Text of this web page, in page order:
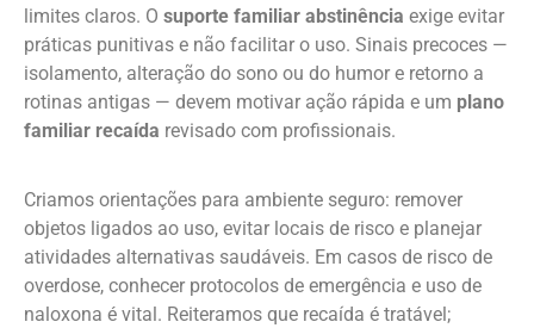
limites claros. O suporte familiar abstinência exige evitar
práticas punitivas e não facilitar o uso. Sinais precoces —
isolamento, alteração do sono ou do humor e retorno a
rotinas antigas — devem motivar ação rápida e um plano
familiar recaída revisado com profissionais.
Criamos orientações para ambiente seguro: remover
objetos ligados ao uso, evitar locais de risco e planejar
atividades alternativas saudáveis. Em casos de risco de
overdose, conhecer protocolos de emergência e uso de
naloxona é vital. Reiteramos que recaída é tratável;